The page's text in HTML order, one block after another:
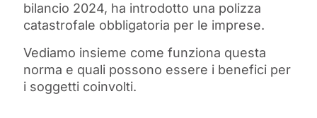
bilancio 2024, ha introdotto una polizza
catastrofale obbligatoria per le imprese.
Vediamo insieme come funziona questa
norma e quali possono essere i benefici per
i soggetti coinvolti.